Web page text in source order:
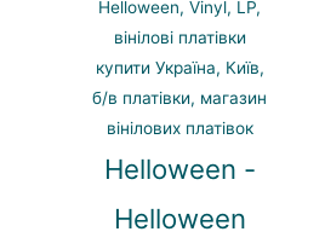
Helloween -
Helloween